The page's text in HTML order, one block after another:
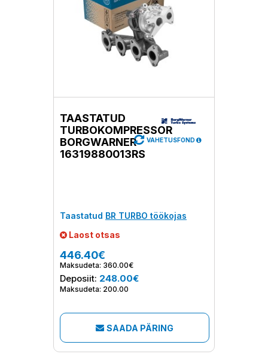
TAASTATUD
TURBOKOMPRESSOR
BORGWARNER
16319880013RS
Taastatud BR TURBO töökojas
Laost otsas
446.40€
Maksudeta: 360.00€
Deposiit: 248.00€
Maksudeta: 200.00
VAHETUSFOND
SAADA PÄRING